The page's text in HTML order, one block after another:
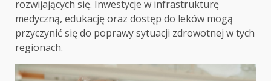
rozwijających się. Inwestycje w infrastrukturę
medyczną, edukację oraz dostęp do leków mogą
przyczynić się do poprawy sytuacji zdrowotnej w tych
regionach.